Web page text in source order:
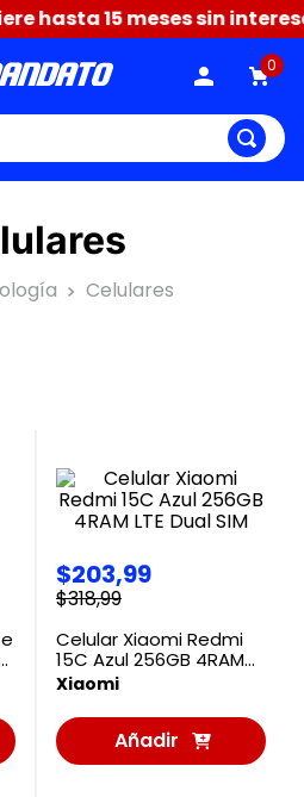
15 meses sin intereses
0
Celulares
$203,99
$318,99
Celular Xiaomi Redmi
15C Azul 256GB 4RAM
LTE Dual SIM
Xiaomi
Añadir
al